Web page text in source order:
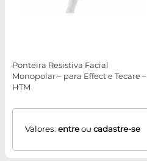
Ponteira Resistiva Facial
Monopolar – para Effect e Tecare –
HTM
Valores: entreou cadastre-se